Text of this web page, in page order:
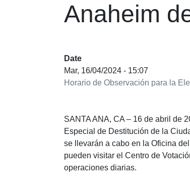
Anaheim
Date
Mar, 16/04/2024 - 15:07
Horario de Observación para la
SANTA ANA, CA – 16 de abril de
Especial de Destitución de la
se llevarán a cabo en la Oficina
pueden visitar el Centro de
operaciones diarias.